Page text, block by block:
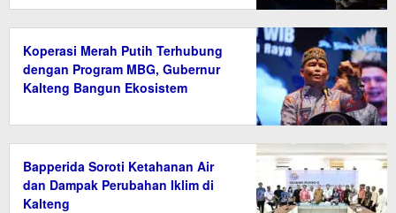
Koperasi Merah Putih Terhubung
dengan Program MBG, Gubernur
Kalteng Bangun Ekosistem
Bapperida Soroti Ketahanan Air
dan Dampak Perubahan Iklim di
Kalteng